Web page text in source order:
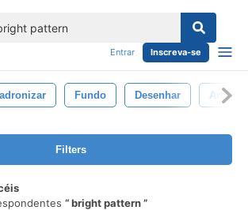
Entrar Inscreva-se
Fundo Desenhar Arte
Filters
bright pattern